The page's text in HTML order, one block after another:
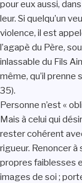
pour eux aussi,
leur. Si quelqu’un
violence, il est
l’agapè du Père,
inlassable du Fils
même, qu’il prenne
35).
Personne n’est «
Mais à celui qui
rester cohérent
rigueur. Renoncer
propres faiblesses
images de soi ;